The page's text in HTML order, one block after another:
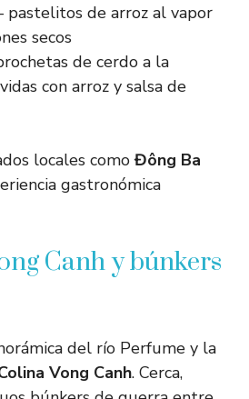
pastelitos de arroz al vapor
secos
de cerdo a la
con arroz y salsa de
locales comoĐông Ba
gastronómica
Canh y búnkers
del río Perfume y la
Vong Canh. Cerca,